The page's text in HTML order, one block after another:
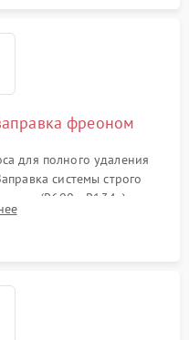
фреоном
для полного удаления
системы строго
(R600a, R134a) по
давления в системе.